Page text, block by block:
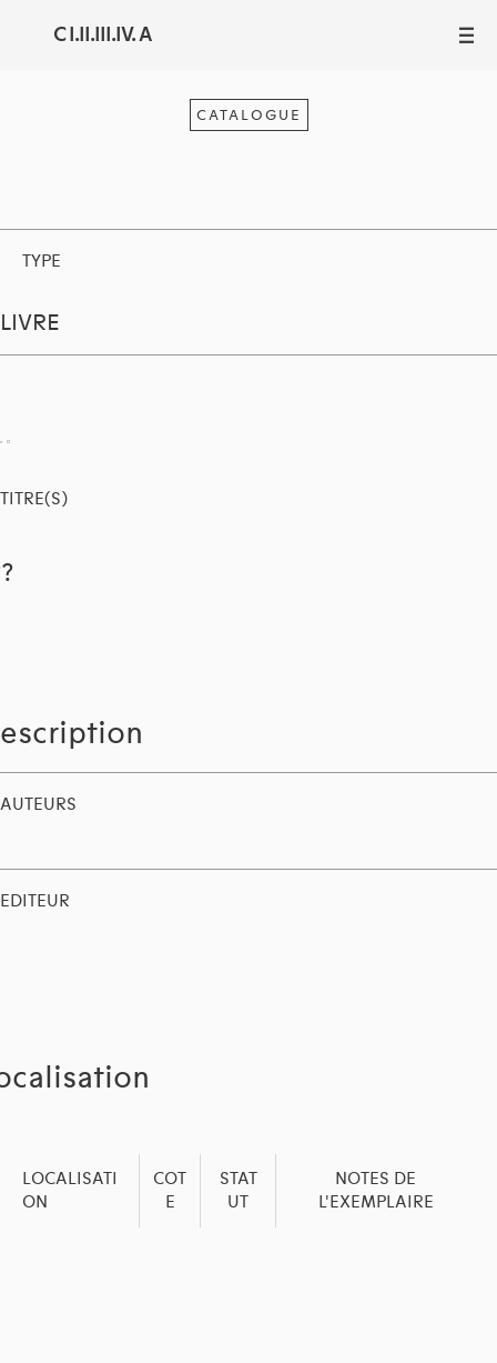
C I.II.III.IV. A III
CATALOGUE
TYPE
LIVRE
TITRE(S)
AUTEURS
EDITEUR
LOCALISATI
ON
COT
E
STAT
UT
NOTES DE
L'EXEMPLAIRE